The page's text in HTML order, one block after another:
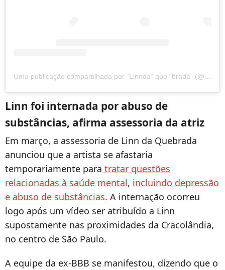
Linn foi internada por abuso de
substâncias, afirma assessoria da atriz
Em março, a assessoria de Linn da Quebrada
anunciou que a artista se afastaria
temporariamente para tratar questões
relacionadas à saúde mental, incluindo depressão
e abuso de substâncias. A internação ocorreu
logo após um vídeo ser atribuído a Linn
supostamente nas proximidades da Cracolândia,
no centro de São Paulo.
A equipe da ex-BBB se manifestou, dizendo que o